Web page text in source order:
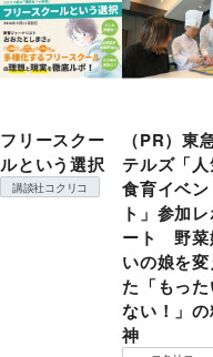
フリースクー
ルという選択
講談社コクリコ
（PR）東
テルズ「
食育イベン
ト」参加
ート 野菜
いの娘を変
た「もっ
ない！」
神